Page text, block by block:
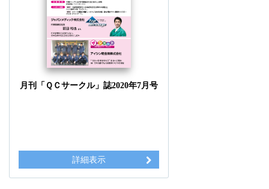
月刊「ＱＣサークル」誌2020年7月号
詳細表示